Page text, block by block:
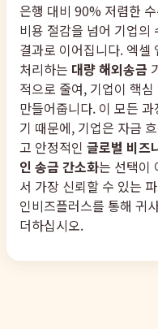
은행 대비 90% 저렴한
비용 절감을 넘어 기업의
결과로 이어집니다. 엑셀
처리하는 대량 해외송금
적으로 줄여, 기업이 핵
만들어줍니다. 이 모든
기 때문에, 기업은 자금
고 안정적인 글로벌 비즈
인 송금 간소화는 선택이
서 가장 신뢰할 수 있는
인비즈플러스를 통해 귀
더하십시오.